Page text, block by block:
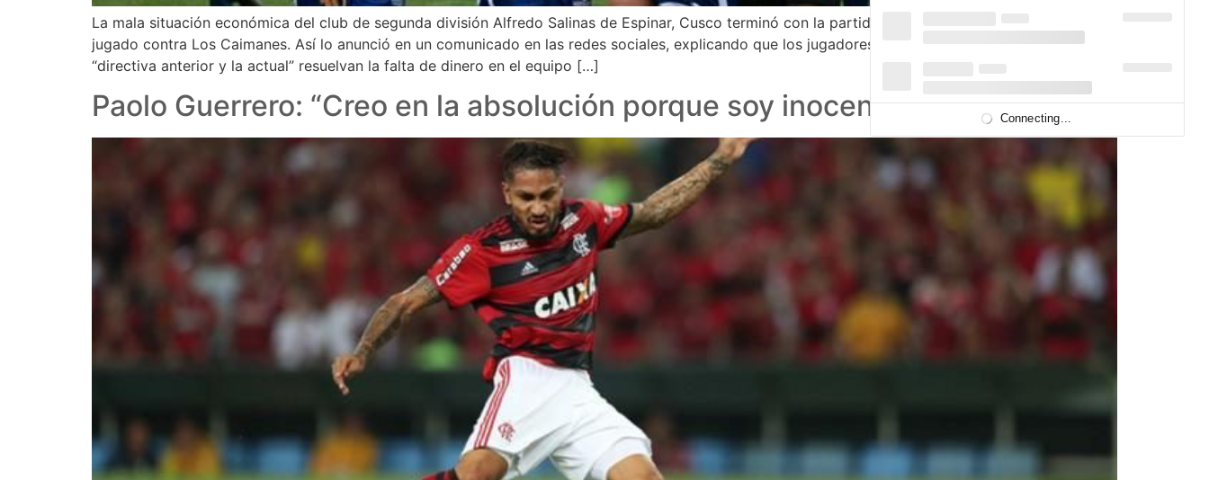
La mala situación económica del club de segunda división Alfredo Salinas de Espinar, Cusco terminó con la partida de todo su equipo tras el partido
jugado contra Los Caimanes. Así lo anunció en un comunicado en las redes sociales, explicando que los jugadores no regresarán hasta que la
“directiva anterior y la actual” resuelvan la falta de dinero en el equipo […]
Paolo Guerrero: “Creo en la absolución porque soy inocente” Connecting...